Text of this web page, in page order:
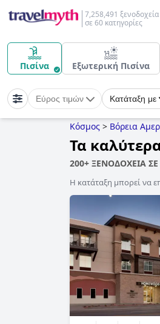
7,258,491 ξενοδοχεία
σε 60 κατηγορίες
Πισίνα Εξωτερική Πισίνα
Εύρος τιμών Κατάταξη με
Κόσμος > Βόρεια
Τα
200+ ΞΕΝΟΔΟΧΕΙΑ
Η κατάταξη μπορεί να